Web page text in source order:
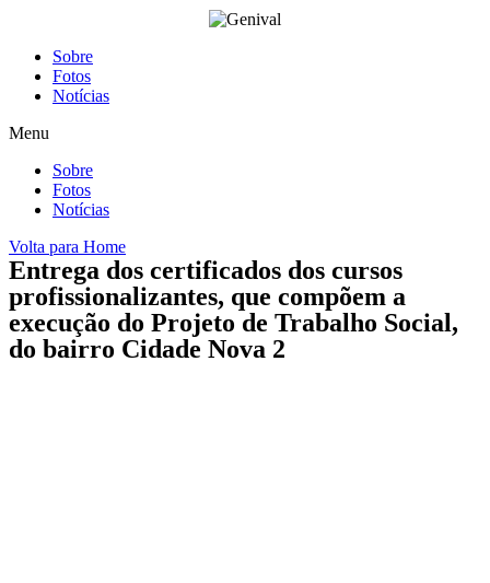
conteúdo
Sobre
Fotos
Notícias
Menu
Sobre
Fotos
Notícias
Volta para Home
Entrega dos certificados dos cursos
profissionalizantes, que compõem a
execução do Projeto de Trabalho Social,
do bairro Cidade Nova 2